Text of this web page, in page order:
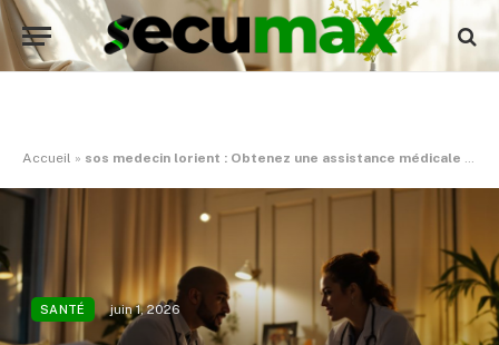
Accueil » sos medecin lorient : Obtenez une assistance médicale rapide et fiable à Lorient
SANTÉ juin 1, 2026